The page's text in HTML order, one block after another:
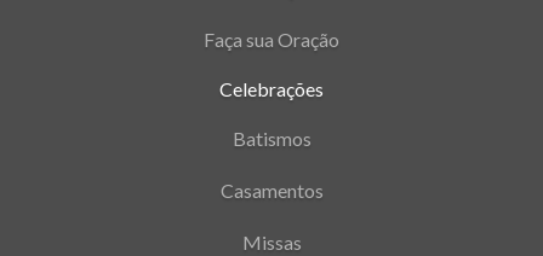
Faça sua Oração
Celebrações
Batismos
Casamentos
Missas